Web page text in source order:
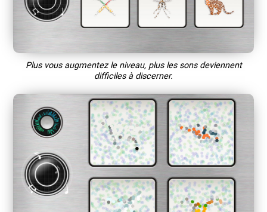
Plus vous augmentez le niveau, plus les sons deviennent
difficiles à discerner.